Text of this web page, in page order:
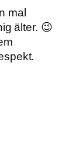
mal
älter. 😉